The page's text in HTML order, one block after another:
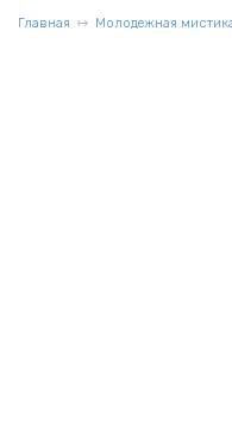
Главная Молодежная